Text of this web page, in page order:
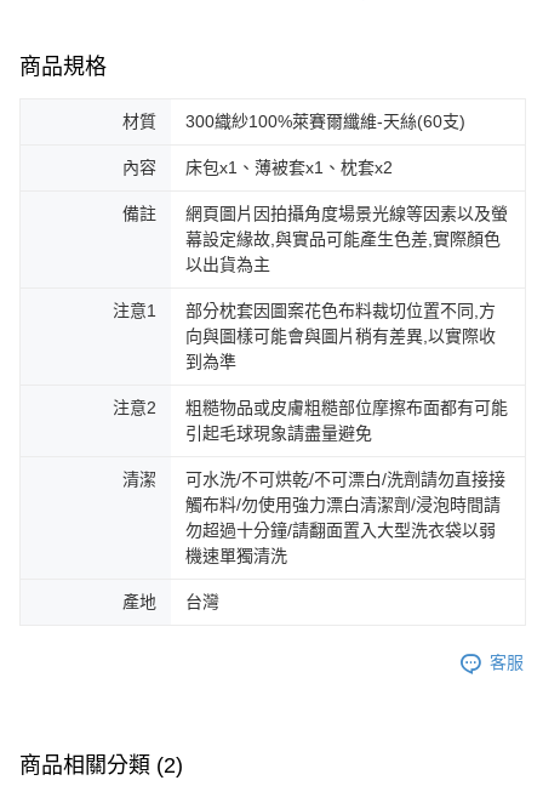
商品規格
材質 300織紗100%萊賽爾纖維-天絲(60支)
內容 床包x1、薄被套x1、枕套x2
備註
網頁圖片因拍攝角度場景光線等因素以及螢
幕設定緣故,與實品可能產生色差,實際顏色
以出貨為主
注意1
部分枕套因圖案花色布料裁切位置不同,方
向與圖樣可能會與圖片稍有差異,以實際收
到為準
注意2
粗糙物品或皮膚粗糙部位摩擦布面都有可能
引起毛球現象請盡量避免
清潔
可水洗/不可烘乾/不可漂白/洗劑請勿直接接
觸布料/勿使用強力漂白清潔劑/浸泡時間請
勿超過十分鐘/請翻面置入大型洗衣袋以弱
機速單獨清洗
產地 台灣
客服
商品相關分類 (2)